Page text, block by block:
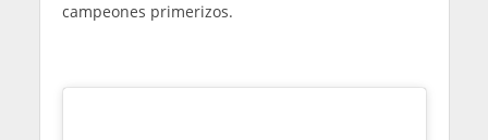
campeones primerizos.